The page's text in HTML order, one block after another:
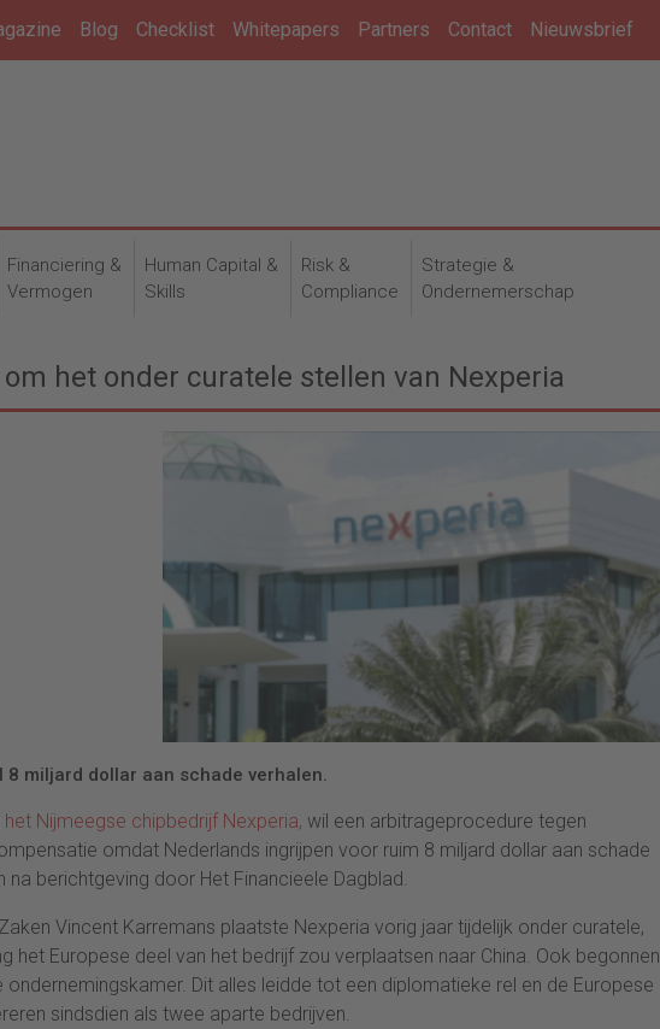
Blog Checklist Whitepapers Partners Contact Nieuwsbrief
Financiering &
Vermogen
Human Capital &
Skills
Risk &
Compliance
Strategie &
Ondernemerschap
het onder curatele stellen van Nexperia
miljard dollar aan schade verhalen.
het Nijmeegse chipbedrijf Nexperia, wil een arbitrageprocedure tegen
omdat Nederlands ingrijpen voor ruim 8 miljard dollar aan schade
berichtgeving door Het Financieele Dagblad.
Vincent Karremans plaatste Nexperia vorig jaar tijdelijk onder curatele,
het Europese deel van het bedrijf zou verplaatsen naar China. Ook begonnen
Dit alles leidde tot een diplomatieke rel en de Europese
sindsdien als twee aparte bedrijven.